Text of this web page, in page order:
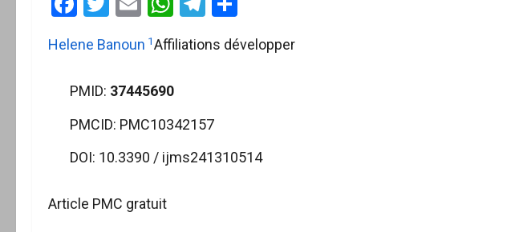
Helene Banoun 1Affiliations développer
PMID: 37445690
PMCID: PMC10342157
DOI: 10.3390 / ijms241310514
Article PMC gratuit